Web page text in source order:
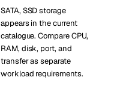
SATA, SSD storage
appears in the current
catalogue. Compare CPU,
RAM, disk, port, and
transfer as separate
workload requirements.